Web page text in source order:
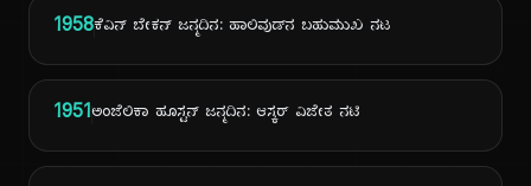
1958ಕೆವಿನ್ ಬೇಕನ್ ಜನ್ಮದಿನ: ಹಾಲಿವುಡ್‌ನ ಬಹುಮುಖ ನಟ
1951ಅಂಜೆಲಿಕಾ ಹೂಸ್ಟನ್ ಜನ್ಮದಿನ: ಆಸ್ಕರ್ ವಿಜೇತ ನಟಿ